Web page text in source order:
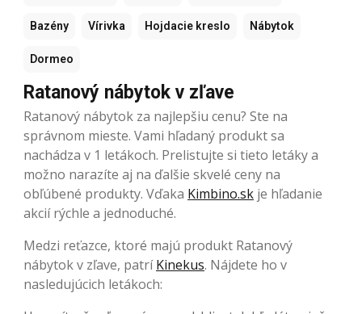
Bazény Vírivka Hojdacie kreslo Nábytok
Dormeo
Ratanový nábytok v zľave
Ratanový nábytok za najlepšiu cenu? Ste na
správnom mieste. Vami hľadaný produkt sa
nachádza v 1 letákoch. Prelistujte si tieto letáky a
možno narazíte aj na ďalšie skvelé ceny na
obľúbené produkty. Vďaka Kimbino.sk je hľadanie
akcií rýchle a jednoduché.
Medzi reťazce, ktoré majú produkt Ratanový
nábytok v zľave, patríKinekus. Nájdete ho v
nasledujúcich letákoch: